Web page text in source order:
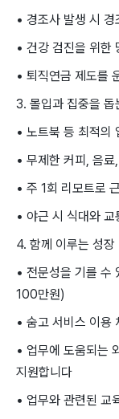
• 경조사 발생 시
• 건강 검진을 위한
• 퇴직연금 제도를
3. 몰입과 집중을 돕
• 노트북 등 최적의
• 무제한 커피, 음
• 주 1회 리모트로
• 야근 시 식대와
4. 함께 이루는 성장
• 전문성을 기를 수
100만원)
• 숨고 서비스 이용
• 업무에 도움되는
지원합니다
• 업무와 관련된 교